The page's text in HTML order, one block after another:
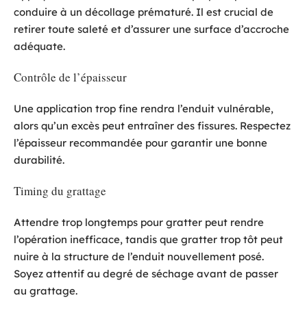
conduire à un décollage prématuré. Il est crucial de
retirer toute saleté et d’assurer une surface d’accroche
adéquate.
Contrôle de l’épaisseur
Une application trop fine rendra l’enduit vulnérable,
alors qu’un excès peut entraîner des fissures. Respectez
l’épaisseur recommandée pour garantir une bonne
durabilité.
Timing du grattage
Attendre trop longtemps pour gratter peut rendre
l’opération inefficace, tandis que gratter trop tôt peut
nuire à la structure de l’enduit nouvellement posé.
Soyez attentif au degré de séchage avant de passer
au grattage.